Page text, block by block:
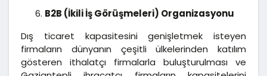
B2B (İkili İş Görüşmeleri) Organizasyonu
Dış ticaret kapasitesini genişletmek isteyen
firmaların dünyanın çeşitli ülkelerinden katılım
gösteren ithalatçı firmalarla buluşturulması ve